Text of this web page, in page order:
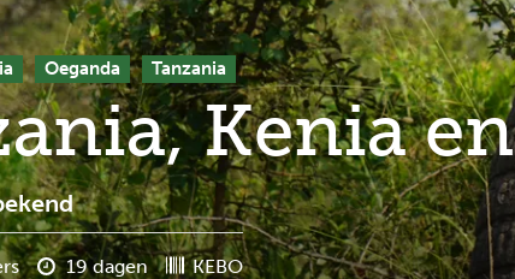
Oeganda Tanzania
Kenia
19 dagen KEBO